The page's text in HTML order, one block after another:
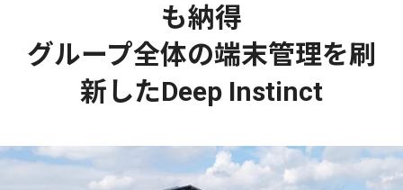
も納得
グループ全体の端末管理を刷
新したDeep Instinct